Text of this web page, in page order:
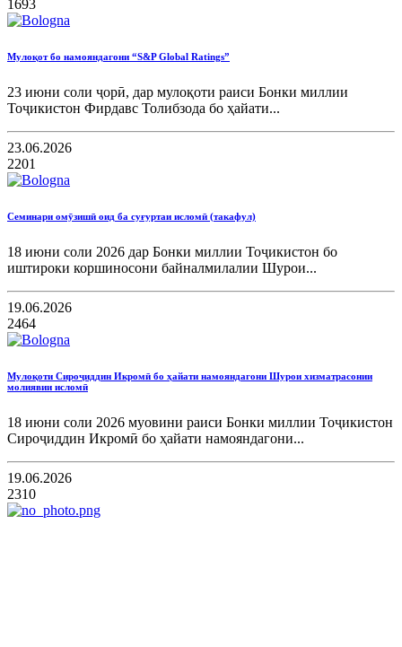
1693
Мулоқот бо намояндагони “S&P Global Ratings”
23 июни соли ҷорӣ, дар мулоқоти раиси Бонки миллии
Тоҷикистон Фирдавс Толибзода бо ҳайати...
23.06.2026
2201
Семинари омӯзишӣ оид ба суғуртаи исломӣ (такафул)
18 июни соли 2026 дар Бонки миллии Тоҷикистон бо
иштироки коршиносони байналмилалии Шурои...
19.06.2026
2464
Мулоқоти Сироҷиддин Икромӣ бо ҳайати намояндагони Шурои хизматрасонии
молиявии исломӣ
18 июни соли 2026 муовини раиси Бонки миллии Тоҷикистон
Сироҷиддин Икромӣ бо ҳайати намояндагони...
19.06.2026
2310